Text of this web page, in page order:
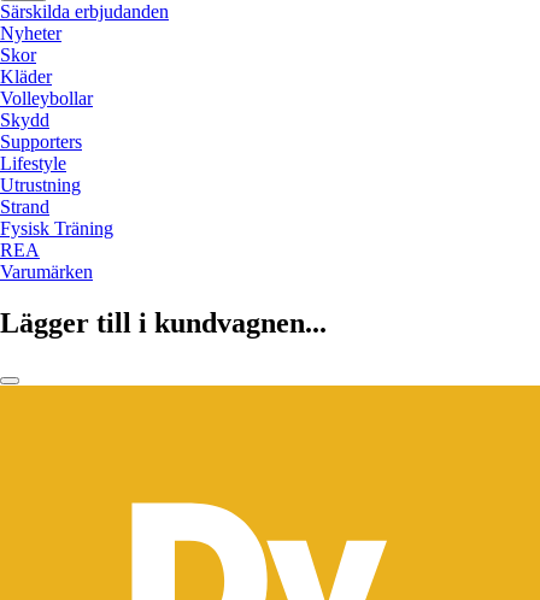
Särskilda erbjudanden
Nyheter
Skor
Kläder
Volleybollar
Skydd
Supporters
Lifestyle
Utrustning
Strand
Fysisk Träning
REA
Varumärken
Lägger till i kundvagnen...